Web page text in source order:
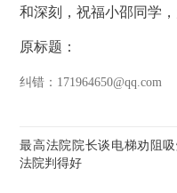
和深刻，祝福小邵同学
原标题：
纠错 ：171964650@qq.com
最高法院院长谈电梯劝阻
法院判得好